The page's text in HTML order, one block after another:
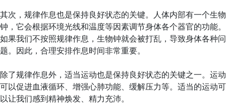
其次，规律作息也是保持良好状态的关键。人体内部有一个生物
钟，它会根据环境光线和温度等因素调节身体各个器官的功能。
如果我们不按照规律作息，生物钟就会被打乱，导致身体各种问
题。因此，合理安排作息时间非常重要。
除了规律作息外，适当运动也是保持良好状态的关键之一。运动
可以促进血液循环、增强心肺功能、缓解压力等。适当的运动可
以让我们感到精神焕发、精力充沛。